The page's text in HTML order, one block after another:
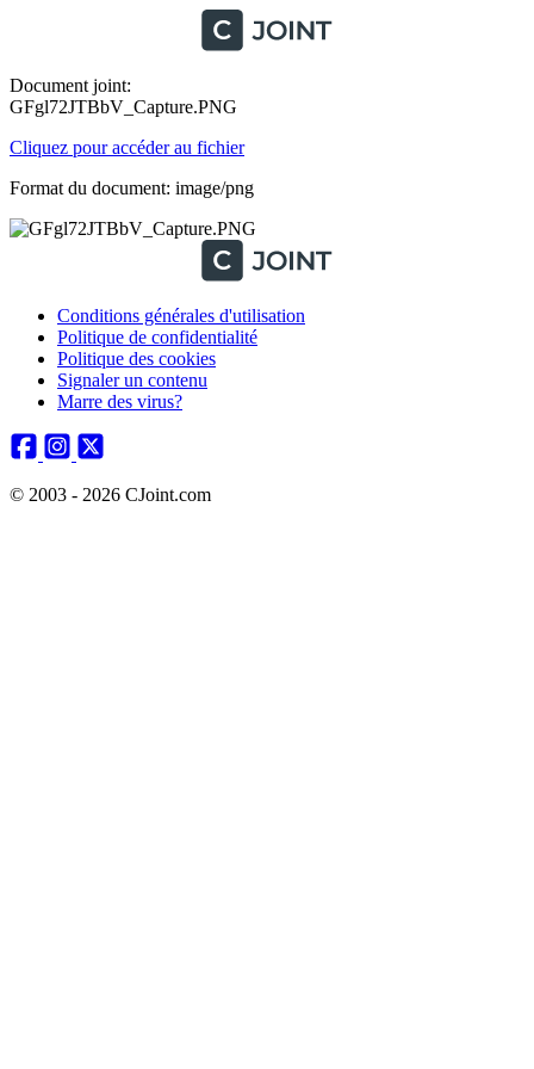
Document joint:
GFgl72JTBbV_Capture.PNG
Cliquez pour accéder au fichier
Format du document: image/png
Conditions générales d'utilisation
Politique de confidentialité
Politique des cookies
Signaler un contenu
Marre des virus?
© 2003 - 2026 CJoint.com